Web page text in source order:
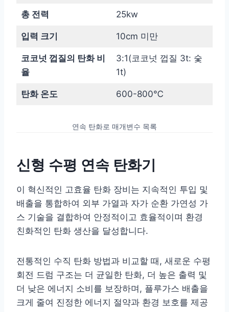
총 전력 25kw
입력 크기 10cm 미만
코코넛 껍질의 탄화 비
율
3:1(코코넛 껍질 3t: 숯
1t)
탄화 온도 600-800℃
연속 탄화로 매개변수 목록
신형 수평 연속 탄화기
이 혁신적인 고효율 탄화 장비는 지속적인 투입 및
배출을 통합하여 외부 가열과 자가 순환 가연성 가
스 기술을 결합하여 안정적이고 효율적이며 환경
친화적인 탄화 생산을 달성합니다.
전통적인 수직 탄화 방법과 비교할 때, 새로운 수평
회전 드럼 구조는 더 균일한 탄화, 더 높은 출력 및
더 낮은 에너지 소비를 보장하며, 플루가스 배출을
크게 줄여 진정한 에너지 절약과 환경 보호를 제공